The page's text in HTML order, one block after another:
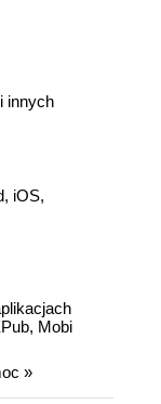
innych
iOS,
Mobi
»